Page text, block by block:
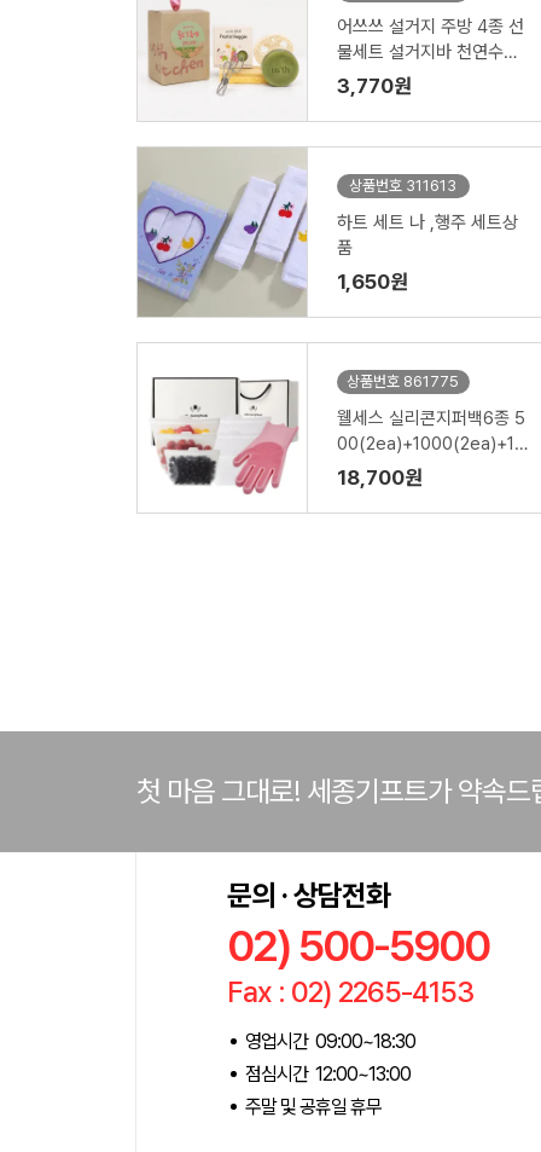
어쓰쓰 설거지 주방 4종 선
물세트 설거지바 천연수세
미 제로웨이스트키트
3,770원
상품번호 311613
하트 세트 나 ,행주 세트상
품
1,650원
상품번호 861775
웰세스 실리콘지퍼백6종 5
00(2ea)+1000(2ea)+15
00ml(2ea)+실리콘 브러
시 설거지 수세미 일체형 고
무장갑 1P 세트
18,700원
첫 마음 그대로! 세종기프트가 약속드
문의 · 상담전화
02) 500-5900
Fax : 02) 2265-4153
영업시간 09:00~18:30
점심시간 12:00~13:00
주말 및 공휴일 휴무